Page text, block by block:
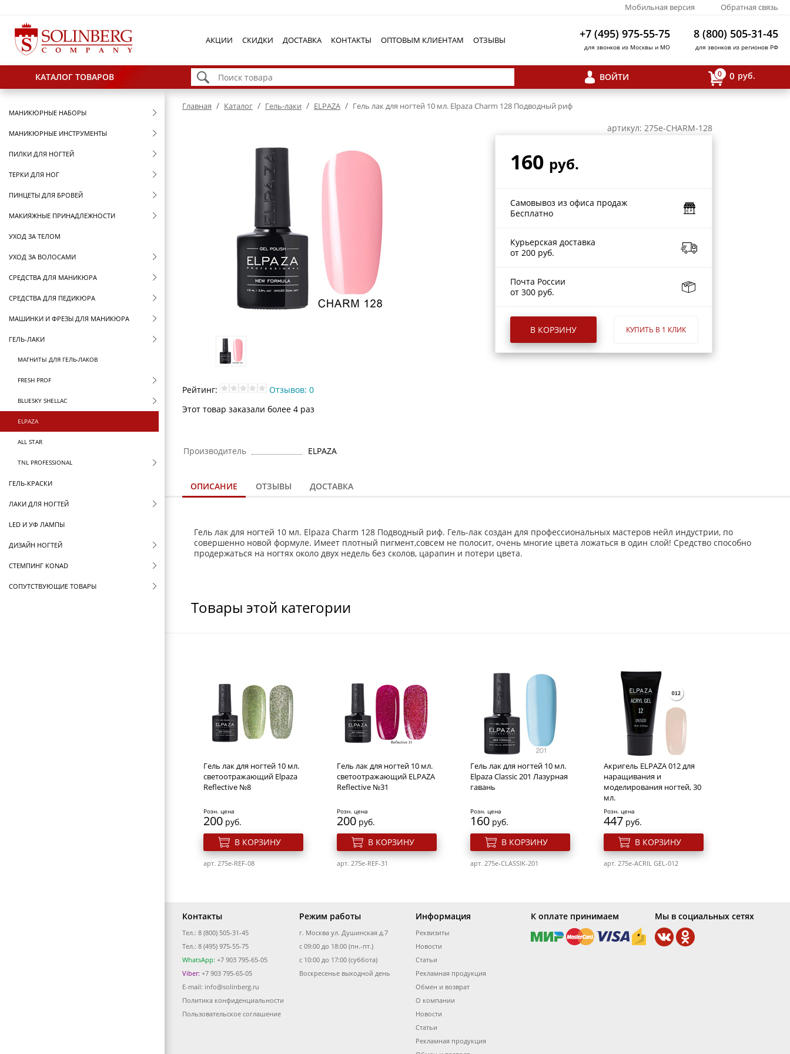
Мобильная версия Обратная связь
АКЦИИ СКИДКИ ДОСТАВКА КОНТАКТЫ ОПТОВЫМ КЛИЕНТАМ ОТЗЫВЫ +7 (495) 975-55-75
для звонков из Москвы и МО
8 (800) 505-31-45
для звонков из регионов РФ
КАТАЛОГ ТОВАРОВ ВОЙТИ 0 0 руб.
МАНИКЮРНЫЕ НАБОРЫ
МАНИКЮРНЫЕ ИНСТРУМЕНТЫ
ПИЛКИ ДЛЯ НОГТЕЙ
ТЕРКИ ДЛЯ НОГ
ПИНЦЕТЫ ДЛЯ БРОВЕЙ
МАКИЯЖНЫЕ ПРИНАДЛЕЖНОСТИ
УХОД ЗА ТЕЛОМ
УХОД ЗА ВОЛОСАМИ
СРЕДСТВА ДЛЯ МАНИКЮРА
СРЕДСТВА ДЛЯ ПЕДИКЮРА
МАШИНКИ И ФРЕЗЫ ДЛЯ МАНИКЮРА
ГЕЛЬ-ЛАКИ
МАГНИТЫ ДЛЯ ГЕЛЬ-ЛАКОВ
FRESH PROF
BLUESKY SHELLAC
ELPAZA
ALL STAR
TNL PROFESSIONAL
ГЕЛЬ-КРАСКИ
ЛАКИ ДЛЯ НОГТЕЙ
LED И УФ ЛАМПЫ
ДИЗАЙН НОГТЕЙ
СТЕМПИНГ KONAD
СОПУТСТВУЮЩИЕ ТОВАРЫ
Главная / Каталог / Гель-лаки / ELPAZA / Гель лак для ногтей 10 мл. Elpaza Charm 128 Подводный риф
артикул: 275e-CHARM-128
160 руб.
Самовывоз из офиса продаж
Бесплатно
Курьерская доставка
от 200 руб.
Почта России
от 300 руб.
В КОРЗИНУ КУПИТЬ В 1 КЛИК
Рейтинг:
Отзывов: 0
Этот товар заказали более 4 раз
Производитель ELPAZA
ОПИСАНИЕ ОТЗЫВЫ ДОСТАВКА
Гель лак для ногтей 10 мл. Elpaza Charm 128 Подводный риф. Гель-лак создан для профессиональных мастеров нейл индустрии, по
совершенно новой формуле. Имеет плотный пигмент,совсем не полосит, очень многие цвета ложаться в один слой! Средство способно
продержаться на ногтях около двух недель без сколов, царапин и потери цвета.
Товары этой категории
Гель лак для ногтей 10 мл.
светоотражающий Elpaza
Reflective №8
Розн. цена
200 руб.
В КОРЗИНУ
арт. 275e-REF-08
Гель лак для ногтей 10 мл.
светоотражающий ELPAZA
Reflective №31
Розн. цена
200 руб.
В КОРЗИНУ
арт. 275e-REF-31
Гель лак для ногтей 10 мл.
Elpaza Classic 201 Лазурная
гавань
Розн. цена
160 руб.
В КОРЗИНУ
арт. 275e-CLASSIK-201
Акригель ELPAZA 012 для
наращивания и
моделирования ногтей, 30
мл.
Розн. цена
447 руб.
В КОРЗИНУ
арт. 275e-ACRIL GEL-012
Гель лак для ногтей 10 мл.
Elpaza Charm 068 Оригами
Гель лак для ногтей 10 мл.
Elpaza Pastel №23 Рим
Контакты
Тел.: 8 (800) 505-31-45
Тел.: 8 (495) 975-55-75
WhatsApp: +7 903 795-65-05
Viber: +7 903 795-65-05
E-mail: info@solinberg.ru
Политика конфиденциальности
Пользовательское соглашение
Режим работы
г. Москва ул. Душинская д.7
с 09:00 до 18:00 (пн.-пт.)
с 10:00 до 17:00 (суббота)
Воскресенье выходной день
Информация
Реквизиты
Новости
Статьи
Рекламная продукция
Обмен и возврат
О компании
Новости
Статьи
Рекламная продукция
К оплате принимаем Мы в социальных сетях